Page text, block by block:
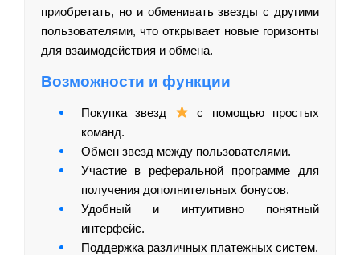
приобретать, но и обменивать звезды с другими
пользователями, что открывает новые горизонты
для взаимодействия и обмена.
Возможности и функции
Покупка звезд
с помощью простых
команд.
Обмен звезд между пользователями.
Участие в реферальной программе для
получения дополнительных бонусов.
Удобный и интуитивно понятный
интерфейс.
Поддержка различных платежных систем.